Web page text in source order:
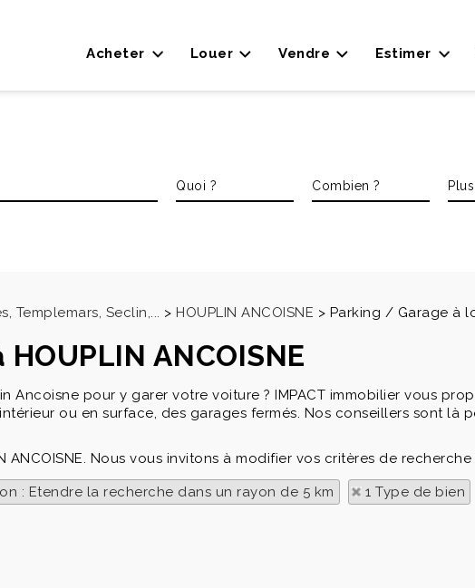
Acheter Louer Vendre Estimer
Templemars, Seclin,... > HOUPLIN ANCOISNE > Parking / Garage à
ANCOISNE
Ancoisne pour y garer votre voiture ? IMPACT immobilier vous
ou en surface, des garages fermés. Nos conseillers sont là
Nous vous invitons à modifier vos critères de recherche
: Etendre la recherche dans un rayon de 5 km 1 Type de bien